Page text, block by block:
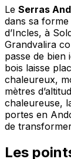
Le Serras
dans sa
d’Incles, à
Grandvalira
passe de bien
bois laisse
chaleureux,
mètres
chaleureuse,
portes en
de
Les